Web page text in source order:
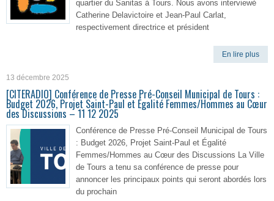
quartier du Sanitas à Tours. Nous avons interviewé
Catherine Delavictoire et Jean-Paul Carlat,
respectivement directrice et président
En lire plus
13 décembre 2025
[CITERADIO] Conférence de Presse Pré-Conseil Municipal de Tours :
Budget 2026, Projet Saint-Paul et Égalité Femmes/Hommes au Cœur
des Discussions – 11 12 2025
Conférence de Presse Pré-Conseil Municipal de Tours
: Budget 2026, Projet Saint-Paul et Égalité
Femmes/Hommes au Cœur des Discussions La Ville
de Tours a tenu sa conférence de presse pour
annoncer les principaux points qui seront abordés lors
du prochain